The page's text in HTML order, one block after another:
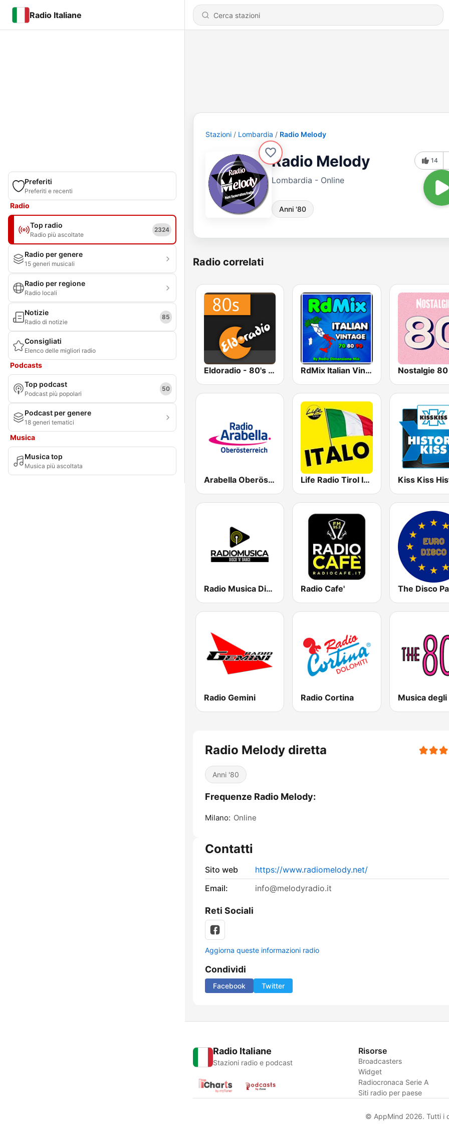
Radio Italiane
Preferiti
Preferiti e recenti
Radio
Top radio
Radio più ascoltate
2324
Radio per genere
15 generi musicali
Radio per regione
Radio locali
Notizie
Radio di notizie
85
Consigliati
Elenco delle migliori radio
Podcasts
Top podcast
Podcast più popolari
50
Podcast per genere
18 generi tematici
Musica
Musica top
Musica più ascoltata
Stazioni Lombardia Radio Melody
Radio Melody
Lombardia - Online
Anni '80
14
Radio correlati
Eldoradio - 80's Channel RdMix Italian Vintage 70 80 90 Nostalgie 80
Arabella Oberösterreich Life Radio Tirol Italo
Radio Musica Disco 'N' Dance Radio Cafe'
Radio Gemini Radio Cortina
Radio Melody diretta
Anni '80
Frequenze Radio Melody:
Milano: Online
Contatti
Sito web
https://www.radiomelody.net/
Email:
info@melodyradio.it
Reti Sociali
Aggiorna queste informazioni radio
Condividi
Facebook Twitter
Radio Italiane
Stazioni radio e podcast
Risorse
Broadcasters
Widget
Radiocronaca Serie A
Siti radio per paese
© AppMind 2026. Tutti i